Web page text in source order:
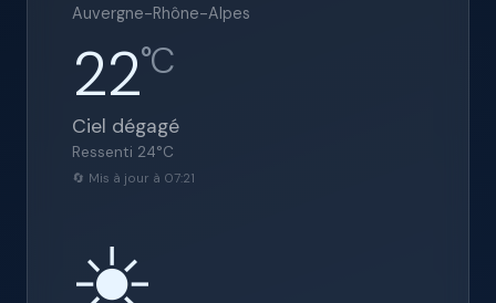
Auvergne-Rhône-Alpes
22°C
Ciel dégagé
Ressenti 24°C
🔄 Mis à jour à 07:21
☀️